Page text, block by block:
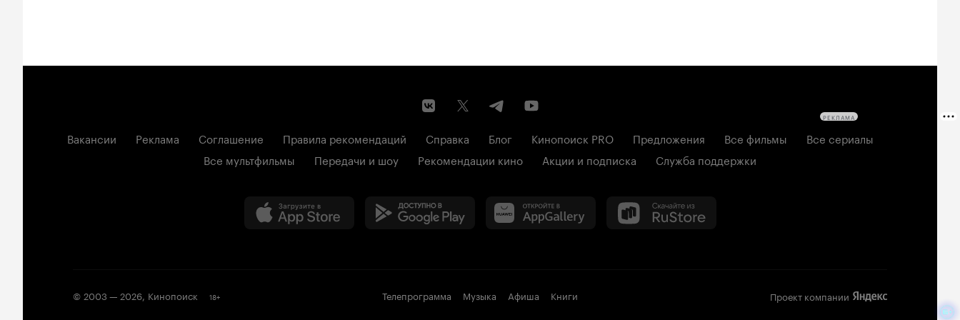
Вакансии Реклама Соглашение Правила рекомендаций Справка Блог Кинопоиск PRO Предложения Все фильмы
Все сериалы
Все мультфильмы
Передачи и шоу Рекомендации кино Акции и подписка Служба поддержки
© 2003 —2026, Кинопоиск 18+ Телепрограмма Музыка Афиша Книги Проект компании
РЕКЛАМА